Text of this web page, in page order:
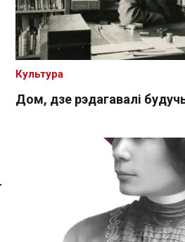
Дом, дзе рэдагавалі
Культура